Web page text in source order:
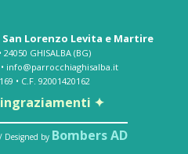
Lorenzo Levita e Martire
GHISALBA (BG)
• info@parrocchiaghisalba.it
• C.F. 92001420162
✦
Designed by Bombers AD